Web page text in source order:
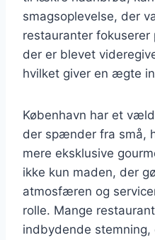
smagsoplevelse, der
restauranter
der er blevet
hvilket giver en ægte
København har et
der spænder fra små,
mere eksklusive
ikke kun maden, der
atmosfæren og
rolle. Mange
indbydende